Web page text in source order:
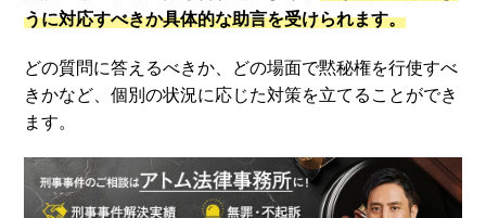
うに対応すべきか具体的な助言を受けられます。
どの質問に答えるべきか、どの場面で黙秘権を行使すべ
きかなど、個別の状況に応じた対策を立てることができ
ます。